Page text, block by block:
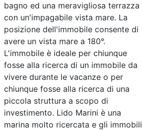
bagno ed una meravigliosa terrazza
con un'impagabile vista mare. La
posizione dell'immobile consente di
avere un vista mare a 180°.
L'immobile è ideale per chiunque
fosse alla ricerca di un immobile da
vivere durante le vacanze o per
chiunque fosse alla ricerca di una
piccola struttura a scopo di
investimento. Lido Marini è una
marina molto ricercata e gli immobili